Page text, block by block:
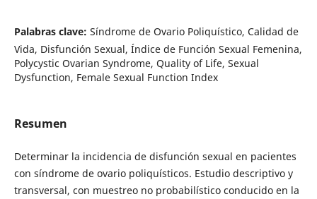
Palabras clave: Síndrome de Ovario Poliquístico, Calidad de
Vida, Disfunción Sexual, Índice de Función Sexual Femenina,
Polycystic Ovarian Syndrome, Quality of Life, Sexual
Dysfunction, Female Sexual Function Index
Resumen
Determinar la incidencia de disfunción sexual en pacientes
con síndrome de ovario poliquísticos. Estudio descriptivo y
transversal, con muestreo no probabilístico conducido en la